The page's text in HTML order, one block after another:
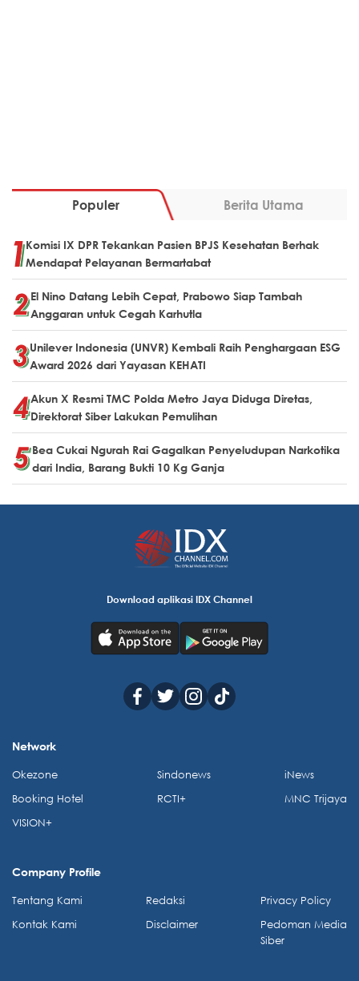
Populer Berita Utama
Komisi IX DPR Tekankan Pasien BPJS Kesehatan Berhak
Mendapat Pelayanan Bermartabat
El Nino Datang Lebih Cepat, Prabowo Siap Tambah
Anggaran untuk Cegah Karhutla
Unilever Indonesia (UNVR) Kembali Raih Penghargaan ESG
Award 2026 dari Yayasan KEHATI
Akun X Resmi TMC Polda Metro Jaya Diduga Diretas,
Direktorat Siber Lakukan Pemulihan
Bea Cukai Ngurah Rai Gagalkan Penyeludupan Narkotika
dari India, Barang Bukti 10 Kg Ganja
Download aplikasi IDX Channel
Network
Okezone
Booking Hotel
VISION+
Sindonews
RCTI+
iNews
MNC Trijaya
Company Profile
Tentang Kami
Kontak Kami
Redaksi
Disclaimer
Privacy Policy
Pedoman Media
Siber